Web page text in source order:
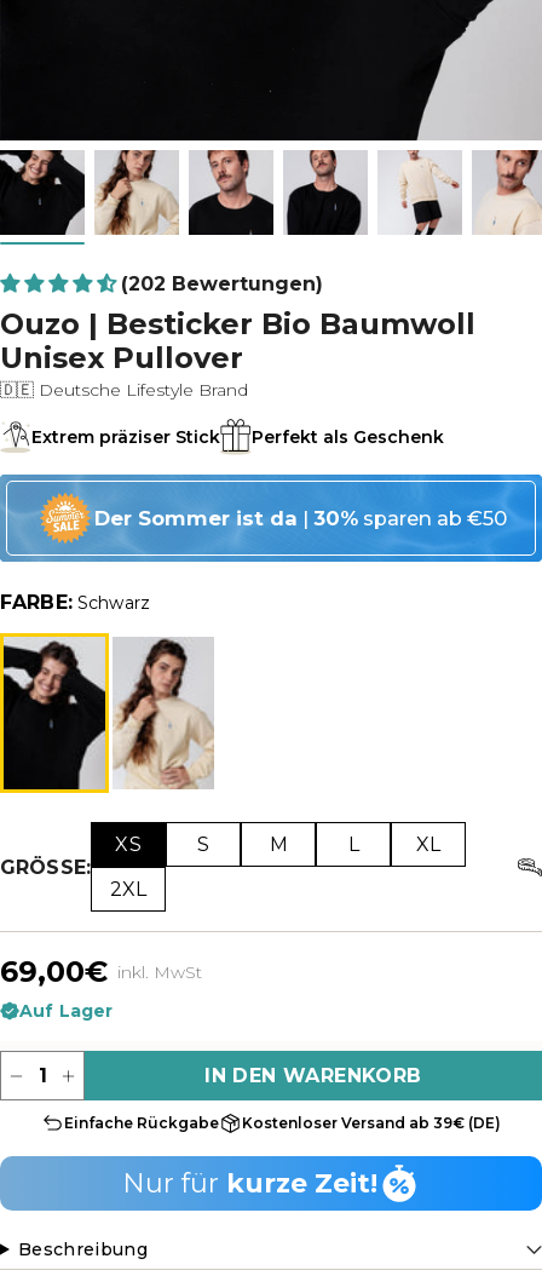
(202 Bewertungen)
Ouzo | Besticker Bio Baumwoll
Unisex Pullover
🇩🇪 Deutsche Lifestyle Brand
Extrem präziser Stick Perfekt als Geschenk
Der Sommer ist da | 30%sparen ab €50
FARBE: Schwarz
GRÖSSE:
XS S M L
XL
2XL
69,00€ inkl. MwSt
Auf Lager
IN DEN WARENKORB
Einfache Rückgabe Kostenloser Versand ab 39€ (DE)
Nur für kurze Zeit!
Beschreibung